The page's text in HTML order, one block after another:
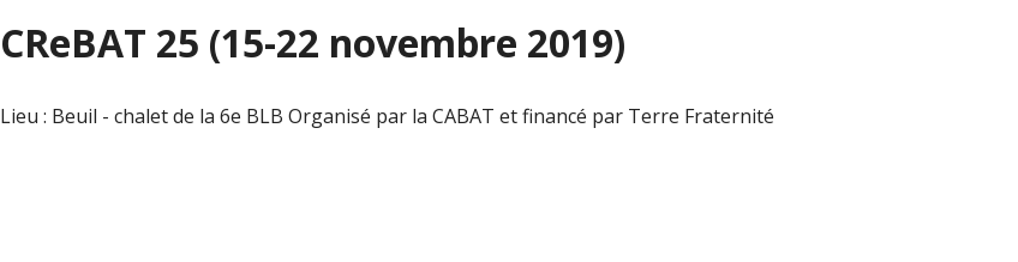
CReBAT 25 (15-22 novembre 2019)
Lieu : Beuil - chalet de la 6e BLB Organisé par la CABAT et financé par Terre Fraternité